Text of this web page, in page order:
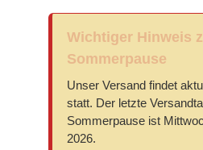
Wichtiger Hinweis
Sommerpause
Unser Versand findet
statt. Der letzte
Sommerpause ist
2026.